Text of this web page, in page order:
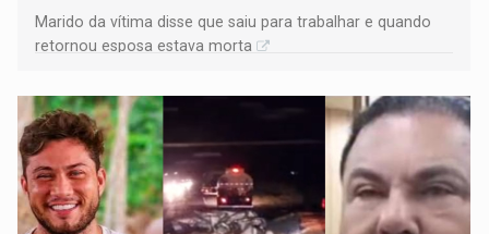
Marido da vítima disse que saiu para trabalhar e quando
retornou esposa estava morta